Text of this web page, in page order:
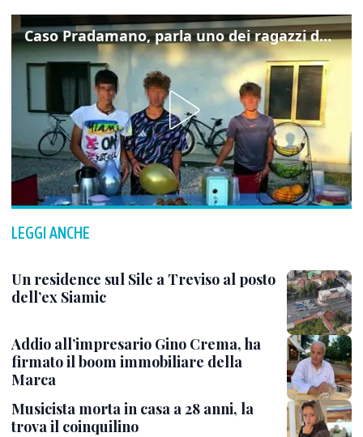
Caso Pradamano, parla uno dei ragazzi denunciati per la limonata: "Volevo anche aiutare i miei"
LEGGI ANCHE
Un residence sul Sile a Treviso al posto
dell’ex Siamic
Addio all’impresario Gino Crema, ha
firmato il boom immobiliare della
Marca
Musicista morta in casa a 28 anni, la
trova il coinquilino